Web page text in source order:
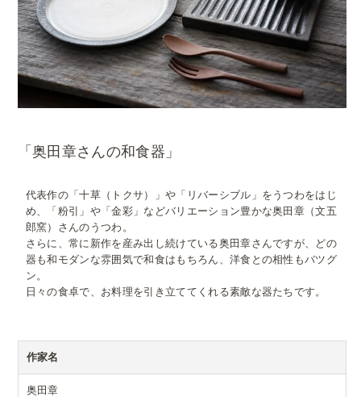
「奥田章さんの和食器」
代表作の「十草（トクサ）」や「リバーシブル」をうつわをはじ
め、「粉引」や「金彩」などバリエーション豊かな奥田章（文五
郎窯）さんのうつわ。
さらに、常に新作を産み出し続けている奥田章さんですが、どの
器も和モダンな雰囲気で和食はもちろん、洋食との相性もバツグ
ン。
日々の食卓で、お料理を引き立ててくれる素敵な器たちです。
作家名
奥田章